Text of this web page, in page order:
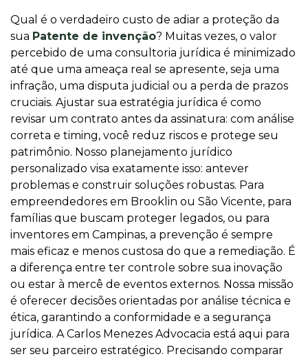
Qual é o verdadeiro custo de adiar a proteção da
sua Patente de invenção? Muitas vezes, o valor
percebido de uma consultoria jurídica é minimizado
até que uma ameaça real se apresente, seja uma
infração, uma disputa judicial ou a perda de prazos
cruciais. Ajustar sua estratégia jurídica é como
revisar um contrato antes da assinatura: com análise
correta e timing, você reduz riscos e protege seu
patrimônio. Nosso planejamento jurídico
personalizado visa exatamente isso: antever
problemas e construir soluções robustas. Para
empreendedores em Brooklin ou São Vicente, para
famílias que buscam proteger legados, ou para
inventores em Campinas, a prevenção é sempre
mais eficaz e menos custosa do que a remediação. É
a diferença entre ter controle sobre sua inovação
ou estar à mercê de eventos externos. Nossa missão
é oferecer decisões orientadas por análise técnica e
ética, garantindo a conformidade e a segurança
jurídica. A Carlos Menezes Advocacia está aqui para
ser seu parceiro estratégico. Precisando comparar